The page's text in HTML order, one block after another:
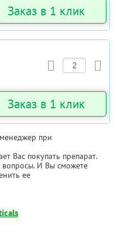
Заказ в 1 клик
Заказ в 1 клик
при
Вас покупать препарат.
И Вы сможете
ее